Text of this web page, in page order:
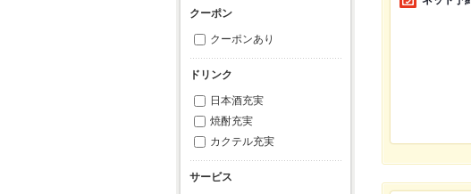
クーポン
クーポンあり
ドリンク
日本酒充実
焼酎充実
カクテル充実
サービス